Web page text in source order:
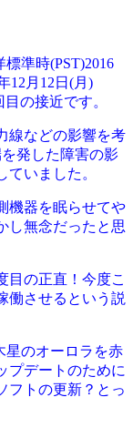
準時(PST)2016
12月12日(月)
の接近です。
線などの影響を考
発した障害の影
いました。
機器を眠らせてや
し無念だったと思
目の正直！今度こ
働させるという説
星のオーロラを赤
プデートのために
フトの更新？とっ